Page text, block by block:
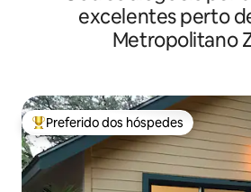
excelentes perto
Metropolitano
Entre os melhores preferidos dos
Preferido dos hóspedes